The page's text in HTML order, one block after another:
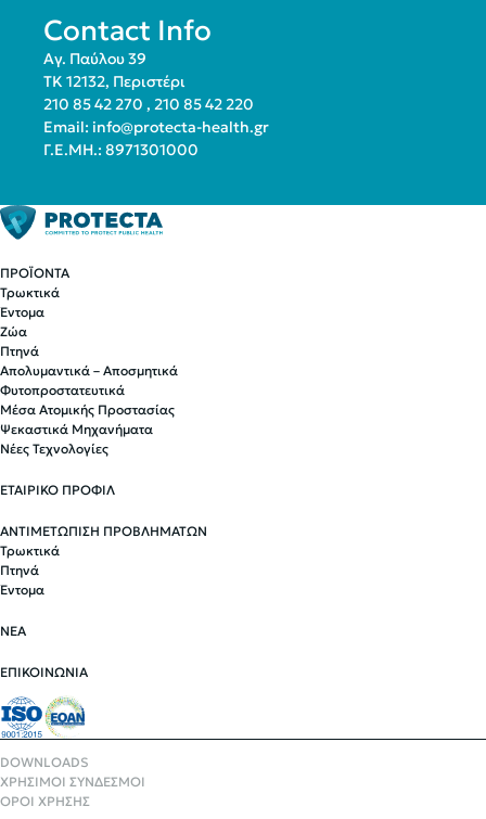
Contact Info
Αγ. Παύλου 39
ΤΚ 12132, Περιστέρι
210 85 42 270 , 210 85 42 220
Email: info@protecta-health.gr
Γ.Ε.ΜΗ.: 8971301000
ΠΡΟΪΟΝΤΑ
Τρωκτικά
Έντομα
Ζώα
Πτηνά
Απολυμαντικά – Αποσμητικά
Φυτοπροστατευτικά
Μέσα Ατομικής Προστασίας
Ψεκαστικά Μηχανήματα
Νέες Τεχνολογίες
ΕΤΑΙΡΙΚΟ ΠΡΟΦΙΛ
ΑΝΤΙΜΕΤΩΠΙΣΗ ΠΡΟΒΛΗΜΑΤΩΝ
Τρωκτικά
Πτηνά
Έντομα
ΝΕΑ
ΕΠΙΚΟΙΝΩΝΙΑ
DOWNLOADS
ΧΡΗΣΙΜΟΙ ΣΥΝΔΕΣΜΟΙ
ΟΡΟΙ ΧΡΗΣΗΣ